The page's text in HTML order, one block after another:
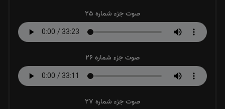
صوت جزء شماره 25
صوت جزء شماره 26
صوت جزء شماره 27